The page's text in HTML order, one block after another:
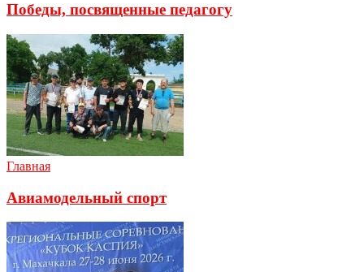
Победы, посвященные педагогу
Главная
Авиамодельный спорт